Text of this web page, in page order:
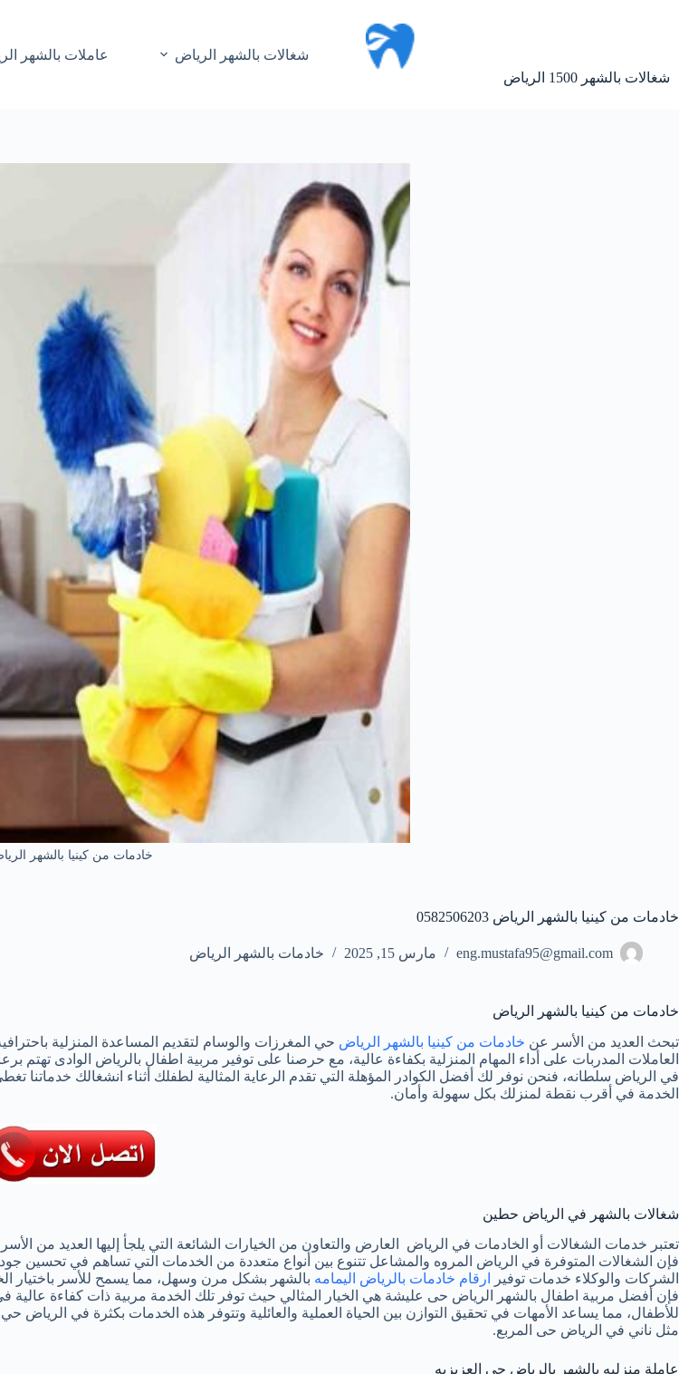
شغالات بالشهر 1500 الرياض
شغالات بالشهر الرياض عاملات بالشهر
خادمات من كينيا بالشهر
خادمات من كينيا بالشهر الرياض 0582506203
eng.mustafa95@gmail.com مارس 15, 2025 خادمات بالشهر الرياض
خادمات من كينيا بالشهر الرياض
تبحث العديد من الأسر عن خادمات من كينيا بالشهر الرياض حي المغرزات والوسام لتقديم المساعدة المنزلية
العاملات المدربات على أداء المهام المنزلية بكفاءة عالية، مع حرصنا على توفير مربية اطفال بالرياض الوادى
في الرياض سلطانه، فنحن نوفر لك أفضل الكوادر المؤهلة التي تقدم الرعاية المثالية لطفلك أثناء انشغالك
الخدمة في أقرب نقطة لمنزلك بكل سهولة وأمان.
شغالات بالشهر في الرياض حطين
تعتبر خدمات الشغالات أو الخادمات في الرياض العارض والتعاون من الخيارات الشائعة التي يلجأ إليها العديد من الأسر
فإن الشغالات المتوفرة في الرياض المروه والمشاعل تتنوع بين أنواع متعددة من الخدمات التي تساهم في تحسين
الشركات والوكلاء خدمات توفير
ارقام خادمات بالرياض اليمامه بالشهر بشكل مرن وسهل، مما يسمح للأسر باختيار
فإن أفضل مربية اطفال بالشهر الرياض حى عليشة هي الخيار المثالي حيث توفر تلك الخدمة مربية ذات كفاءة عالية
للأطفال، مما يساعد الأمهات في تحقيق التوازن بين الحياة العملية والعائلية وتتوفر هذه الخدمات بكثرة في الرياض
مثل ناني في الرياض حى المربع.
عاملة منزليه بالشهر بالرياض حى العزيزيه